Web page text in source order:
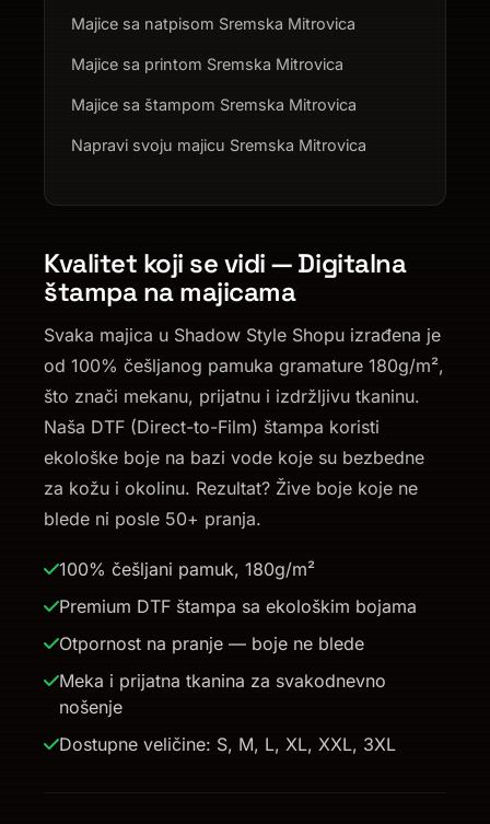
Kvalitet koji se vidi — Digitalna
štampa na majicama
Svaka majica u Shadow Style Shopu izrađena je
od 100% češljanog pamuka gramature 180g/m²,
što znači mekanu, prijatnu i izdržljivu tkaninu.
Naša DTF (Direct-to-Film) štampa koristi
ekološke boje na bazi vode koje su bezbedne
za kožu i okolinu. Rezultat? Žive boje koje ne
blede ni posle 50+ pranja.
100% češljani pamuk, 180g/m²
Premium DTF štampa sa ekološkim bojama
Otpornost na pranje — boje ne blede
Meka i prijatna tkanina za svakodnevno
nošenje
Dostupne veličine: S, M, L, XL, XXL, 3XL
Majice sa natpisom Sremska Mitrovica
Majice sa printom Sremska Mitrovica
Majice sa štampom Sremska Mitrovica
Napravi svoju majicu Sremska Mitrovica